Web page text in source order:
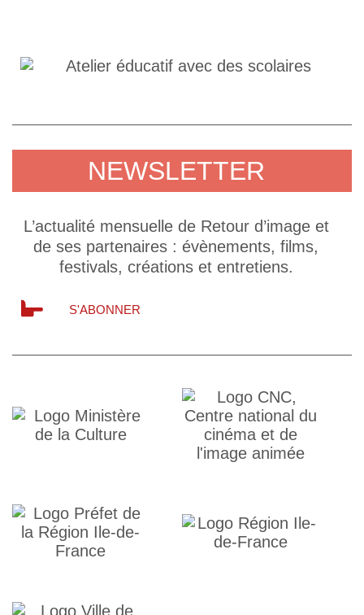
NEWSLETTER
L’actualité mensuelle de Retour d’image et
de ses partenaires : évènements, films,
festivals, créations et entretiens.
S'ABONNER